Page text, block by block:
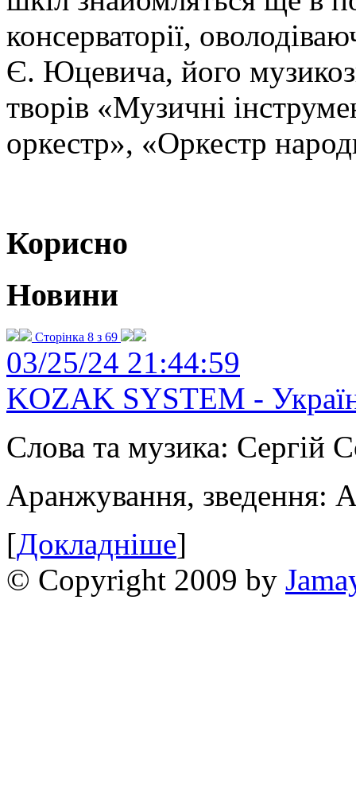
консерваторії,
Є. Юцевича, його
творів «Музичні
оркестр», «Оркестр
Корисно
Новини
Сторінка 8 з 69
03/25/24 21:44:59
KOZAK SYSTEM -
Слова та музика: Сергій
Аранжування, зведення:
[Докладніше]
© Copyright 2009 by